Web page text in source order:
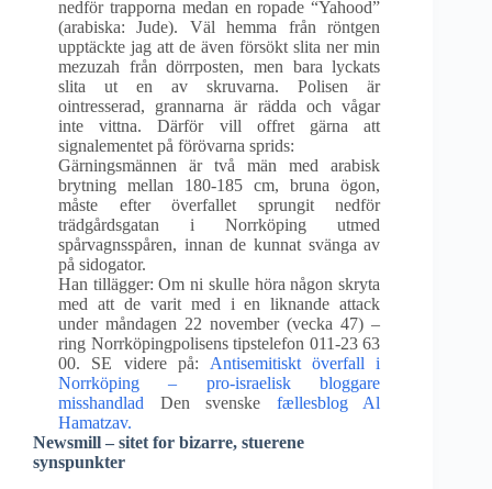
nedför trapporna medan en ropade “Yahood”
(arabiska: Jude). Väl hemma från röntgen
upptäckte jag att de även försökt slita ner min
mezuzah från dörrposten, men bara lyckats
slita ut en av skruvarna. Polisen är
ointresserad, grannarna är rädda och vågar
inte vittna. Därför vill offret gärna att
signalementet på förövarna sprids:
Gärningsmännen är två män med arabisk
brytning mellan 180-185 cm, bruna ögon,
måste efter överfallet sprungit nedför
trädgårdsgatan i Norrköping utmed
spårvagnsspåren, innan de kunnat svänga av
på sidogator.
Han tillägger: Om ni skulle höra någon skryta
med att de varit med i en liknande attack
under måndagen 22 november (vecka 47) –
ring Norrköpingpolisens tipstelefon 011-23 63
00. SE videre på: Antisemitiskt överfall i
Norrköping – pro-israelisk bloggare
misshandlad Den svenske fællesblog Al
Hamatzav.
Newsmill – sitet for bizarre, stuerene
synspunkter